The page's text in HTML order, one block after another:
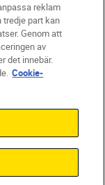
reklam
part kan
Genom att
av
det innebär.
Cookie-